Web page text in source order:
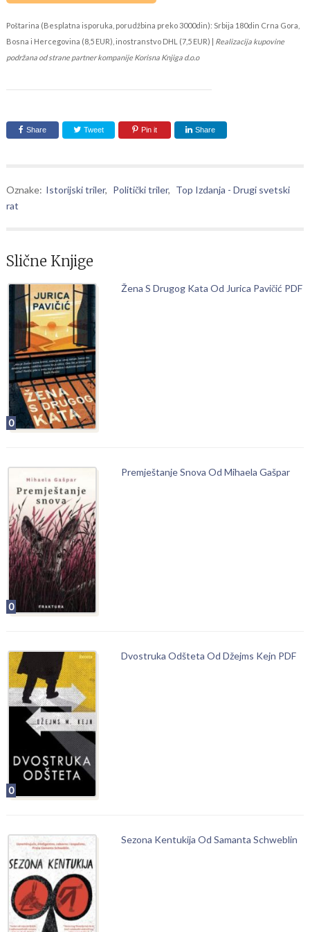
Poštarina (Besplatna isporuka, porudžbina preko 3000din): Srbija 180din Crna Gora,
Bosna i Hercegovina (8,5 EUR), inostranstvo DHL (7,5 EUR) | Realizacija kupovine
podržana od strane partner kompanije Korisna Knjiga d.o.o
Share Tweet Pin it Share
Oznake: Istorijski triler, Politički triler, Top Izdanja - Drugi svetski
rat
Slične Knjige
0
Žena S Drugog Kata Od Jurica Pavičić PDF
0
Premještanje Snova Od Mihaela Gašpar
0
Dvostruka Odšteta Od Džejms Kejn PDF
Sezona Kentukija Od Samanta Schweblin